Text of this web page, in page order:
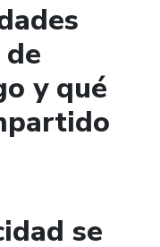
y qué
se